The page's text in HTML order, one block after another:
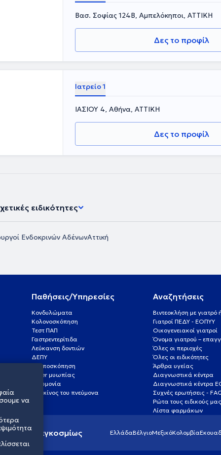
Βασ. Σοφίας 124Β, Αμπελόκηποι, ΑΤΤΙΚΗ
Δες το προφίλ
Ιατρείο 1
ΙΑΣΙΟΥ 4, Αθήνα, ΑΤΤΙΚΗ
Δες το προφίλ
ειδικότητες
Ενδοκρινών ΑδένωνΑττική
Παθήσεις/Υπηρεσίες
Κονδυλώματα
Κολονοσκόπηση
Τεστ ΠΑΠ
Γαστρεντερίτιδα
Λεύκανση δοντιών
ΔΕΠΥ
Κολποσκόπηση
Laser μυωπίας
Πνευμονία
Καρκίνος του πνεύμονα
Αναζητήσεις
Βιντεοκλήση με
Γιατροί ΠΕΔΥ - ΕΟΠΥΥ
Οικογενειακοί γιατροί
Όνομα γιατρού –
Όλες οι περιοχές
Όλες οι ειδικότητες
Άρθρα υγείας
Διαγνωστικά κέντρα
Διαγνωστικά κέντρα
Συχνές ερωτήσεις -
Ρώτα τους ειδικούς
Λίστα φαρμάκων
υγείας παγκοσμίως ΕλλάδαΒέλγιοΜεξικόΚολομβία
να